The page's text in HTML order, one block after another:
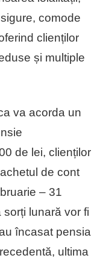
comode
clienților
și multiple
va acorda un
de lei, clienților
de cont
– 31
lunară vor fi
încasat pensia
ultima